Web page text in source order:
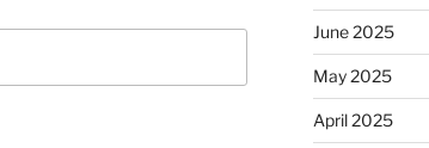
June 2025
May 2025
April 2025